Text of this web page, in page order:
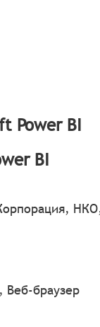
Power BI
BI
, Веб-браузер